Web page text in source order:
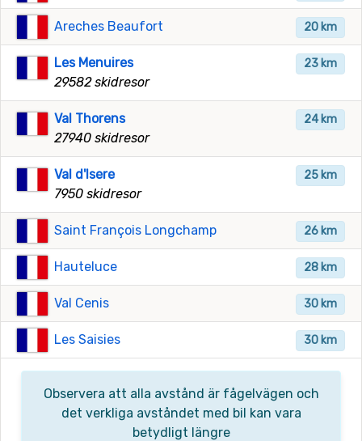
20 km
Areches Beaufort
23 km
Les Menuires
29582 skidresor
24 km
Val Thorens
27940 skidresor
25 km
Val d'Isere
7950 skidresor
26 km
Saint François Longchamp
28 km
Hauteluce
30 km
Val Cenis
30 km
Les Saisies
Observera att alla avstånd är fågelvägen och
det verkliga avståndet med bil kan vara
betydligt längre